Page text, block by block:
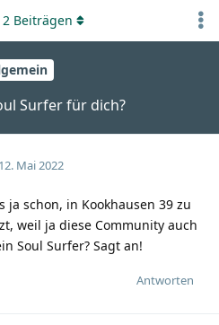
Surfer für dich?
Beiträgen
12. Mai 2022
ja schon, in Kookhausen 39 zu
weil ja diese Community auch
Soul Surfer? Sagt an!
Antworten